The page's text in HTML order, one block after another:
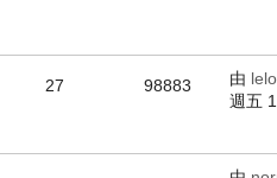
27 98883 由 lelo
週五